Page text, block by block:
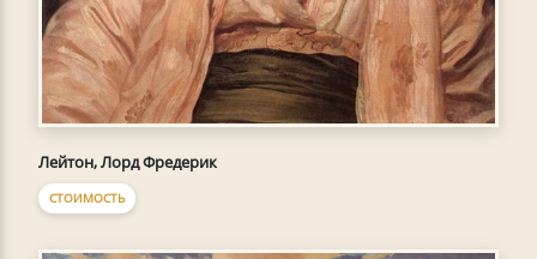
Лейтон, Лорд Фредерик
СТОИМОСТЬ